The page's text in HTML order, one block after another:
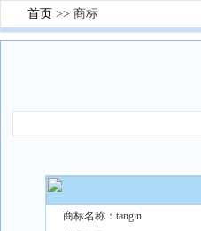
首页 >> 商标
商标名称：tangin